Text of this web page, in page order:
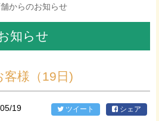
からのお知らせ
知らせ
客様（19日)
19 ツイート シェア